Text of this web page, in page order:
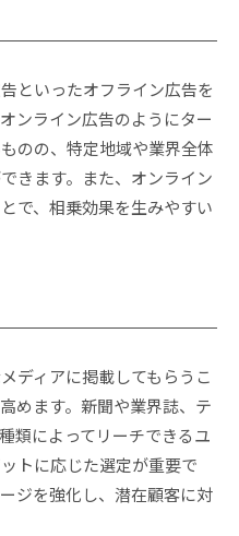
といったオフライン広告を
ンライン広告のようにター
のの、特定地域や業界全体
きます。また、オンライン
で、相乗効果を生みやすい
ディアに掲載してもらうこ
めます。新聞や業界誌、テ
類によってリーチできるユ
トに応じた選定が重要で
ジを強化し、潜在顧客に対